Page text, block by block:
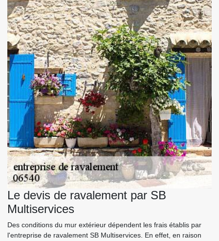
Le devis de ravalement par SB
Multiservices
Des conditions du mur extérieur dépendent les frais établis par
l'entreprise de ravalement SB Multiservices. En effet, en raison